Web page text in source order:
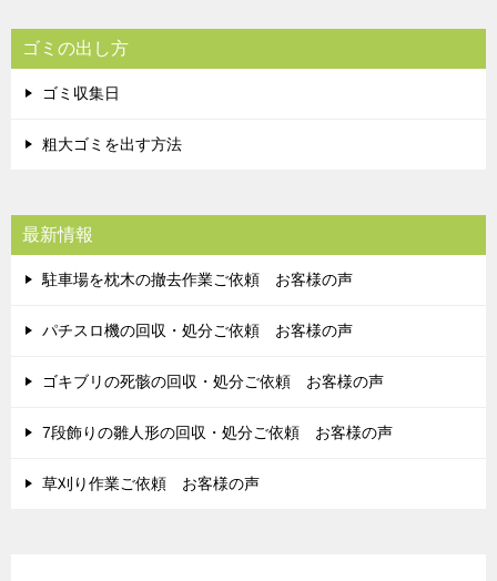
ゴミの出し方
ゴミ収集日
粗大ゴミを出す方法
最新情報
駐車場を枕木の撤去作業ご依頼 お客様の声
パチスロ機の回収・処分ご依頼 お客様の声
ゴキブリの死骸の回収・処分ご依頼 お客様の声
7段飾りの雛人形の回収・処分ご依頼 お客様の声
草刈り作業ご依頼 お客様の声